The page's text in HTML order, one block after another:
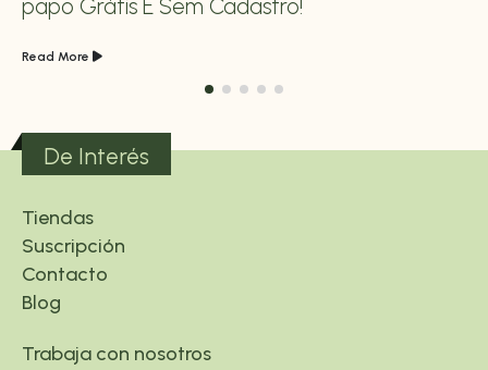
papo Grátis E Sem Cadastro!
Read More
De Interés
Tiendas
Suscripción
Contacto
Blog
Trabaja con nosotros